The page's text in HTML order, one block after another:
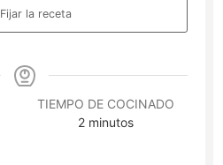
Fijar la receta
TIEMPO DE COCINADO
2minutos
minutos